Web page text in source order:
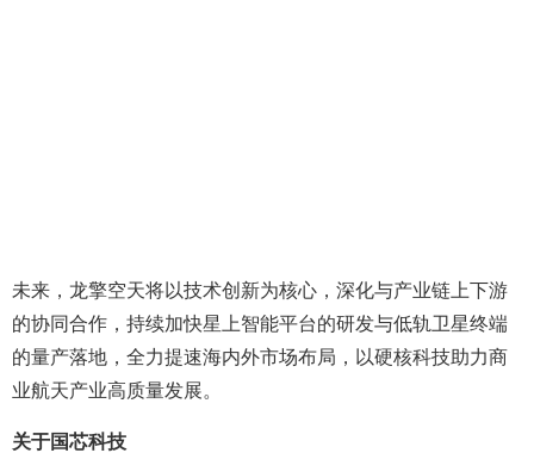
未来，龙擎空天将以技术创新为核心，深化与产业链上下游
的协同合作，持续加快星上智能平台的研发与低轨卫星终端
的量产落地，全力提速海内外市场布局，以硬核科技助力商
业航天产业高质量发展。
关于国芯科技